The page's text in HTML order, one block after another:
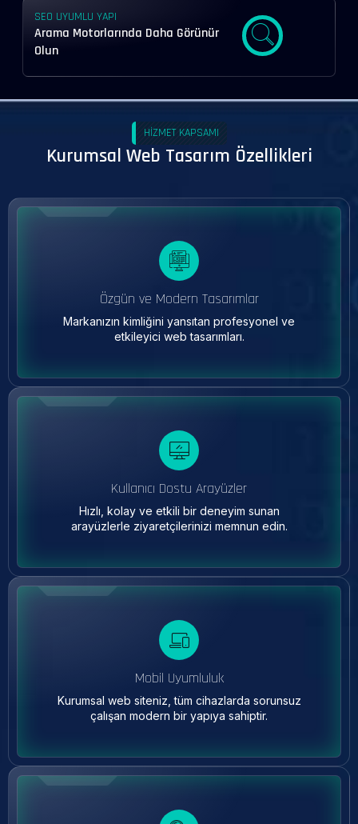
SEO UYUMLU YAPI
Arama Motorlarında Daha Görünür
Olun
HIZMET KAPSAMI
Kurumsal Web Tasarım Özellikleri
Özgün ve Modern Tasarımlar
Markanızın kimliğini yansıtan profesyonel ve
etkileyici web tasarımları.
Kullanıcı Dostu Arayüzler
Hızlı, kolay ve etkili bir deneyim sunan
arayüzlerle ziyaretçilerinizi memnun edin.
Mobil Uyumluluk
Kurumsal web siteniz, tüm cihazlarda sorunsuz
çalışan modern bir yapıya sahiptir.